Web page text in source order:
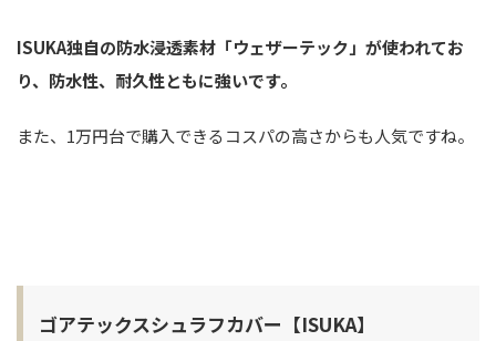
ISUKA独自の防水浸透素材「ウェザーテック」が使われてお
り、防水性、耐久性ともに強いです。
また、1万円台で購入できるコスパの高さからも人気ですね。
ゴアテックスシュラフカバー【ISUKA】